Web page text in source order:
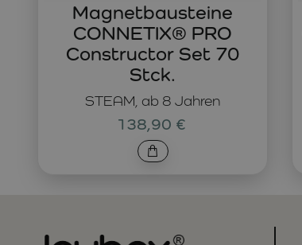
STEAM, ab 8 Jahren
Magnetbausteine
CONNETIX® PRO
Constructor Set 70
Stck.
138,90 €